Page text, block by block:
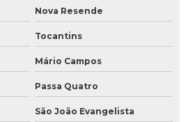
Nova Resende
Tocantins
Mário Campos
Passa Quatro
São João Evangelista